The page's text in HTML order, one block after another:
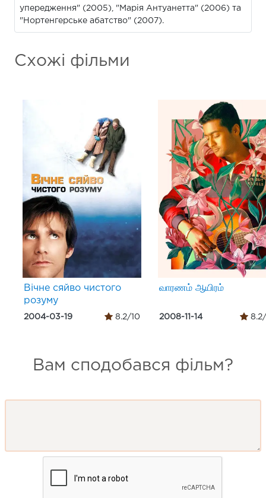
упередження" (2005), "Марія Антуанетта" (2006) та
"Нортенгерське абатство" (2007).
Схожі фільми
Вічне сяйво чистого
розуму
2004-03-19 8.2/10
வாரணம் ஆயிரம்
2008-11-14 8.2/
Вам сподобався фільм?